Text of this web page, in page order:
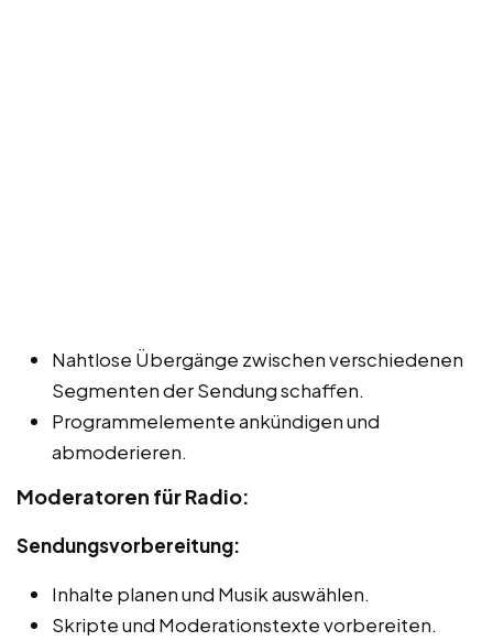
Nahtlose Übergänge zwischen verschiedenen
Segmenten der Sendung schaffen.
Programmelemente ankündigen und
abmoderieren.
Moderatoren für Radio:
Sendungsvorbereitung:
Inhalte planen und Musik auswählen.
Skripte und Moderationstexte vorbereiten.